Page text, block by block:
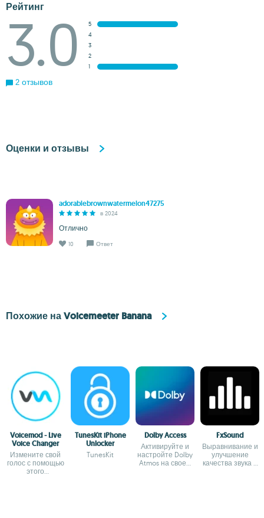
Рейтинг
3.0
5
4
3
2
1
2 отзывов
Оценки и отзывы
adorablebrownwatermelon47275
в 2024
Отлично
10 Ответ
Похожие на Voicemeeter Banana
Voicemod - Live
Voice Changer
Измените свой
голос с помощью
этого
TunesKit iPhone
Unlocker
TunesKit
Dolby Access
Активируйте и
настройте Dolby
Atmos на своем
FxSound
Выравнивание и
улучшение
качества звука в